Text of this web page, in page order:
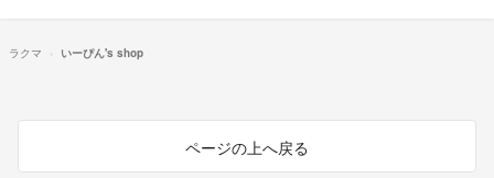
ラクマ いーぴん's shop
ページの上へ戻る